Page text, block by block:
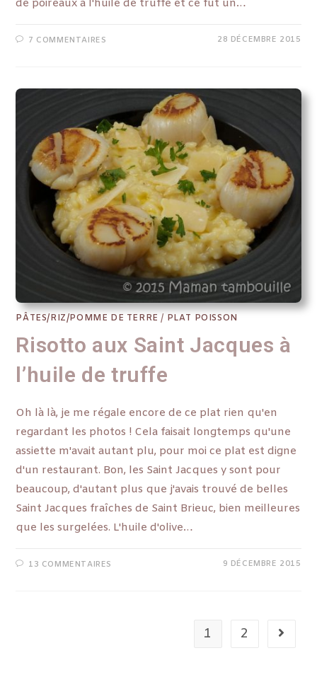
de poireaux à l'huile de truffe et ce fût un…
7 COMMENTAIRES 28 DÉCEMBRE 2015
PÂTES/RIZ/POMME DE TERRE / PLAT POISSON
Risotto aux Saint Jacques à
l’huile de truffe
Oh là là, je me régale encore de ce plat rien qu'en
regardant les photos ! Cela faisait longtemps qu'une
assiette m'avait autant plu, pour moi ce plat est digne
d'un restaurant. Bon, les Saint Jacques y sont pour
beaucoup, d'autant plus que j'avais trouvé de belles
Saint Jacques fraîches de Saint Brieuc, bien meilleures
que les surgelées. L'huile d'olive…
13 COMMENTAIRES 9 DÉCEMBRE 2015
1 2